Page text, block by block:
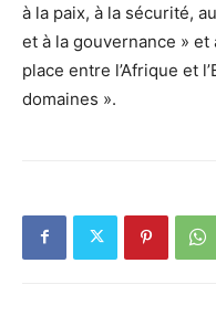
à la paix, à la sécurité,
et à la gouvernance »
place entre l’Afrique et
domaines ».